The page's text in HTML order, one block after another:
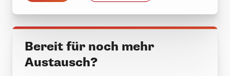
Bereit für noch mehr
Austausch?